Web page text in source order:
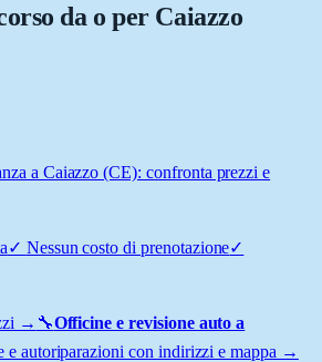
da o per Caiazzo
a Caiazzo (CE): confronta prezzi e
✓ Nessun costo di prenotazione✓
→ 🔧Officine e revisione auto a
e autoriparazioni con indirizzi e mappa →